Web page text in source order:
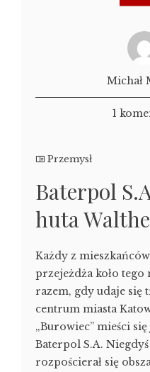
Michał
1
Przemysł
Baterpol
huta
Każdy z
przejeżdża koło tego
razem, gdy udaje się
centrum miasta
„Burowiec” mieści
Baterpol S.A.
rozpościerał się